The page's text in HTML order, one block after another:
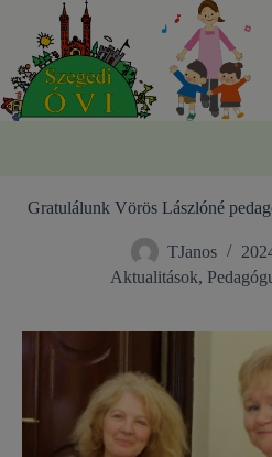
content
Gratulálunk Vörös Lászlóné
TJanos
Aktualitások,